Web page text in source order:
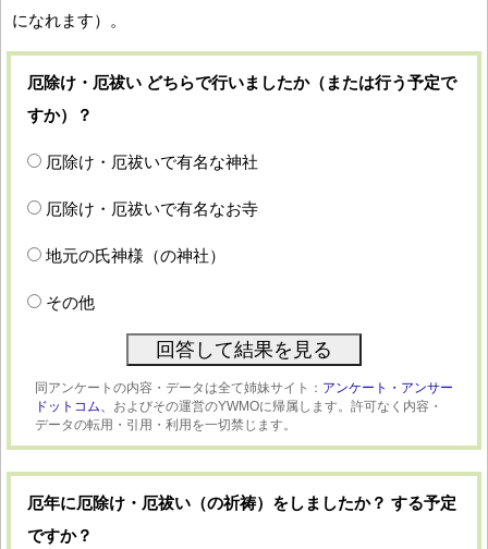
になれます）。
厄除け・厄祓い どちらで行いましたか（または行う予定で
すか）？
厄除け・厄祓いで有名な神社
厄除け・厄祓いで有名なお寺
地元の氏神様（の神社）
その他
同アンケートの内容・データは全て姉妹サイト： アンケート・アンサー
ドットコム、 およびその運営のYWMOに帰属します。許可なく内容・
データの転用・引用・利用を一切禁じます。
厄年に厄除け・厄祓い（の祈祷）をしましたか？ する予定
ですか？